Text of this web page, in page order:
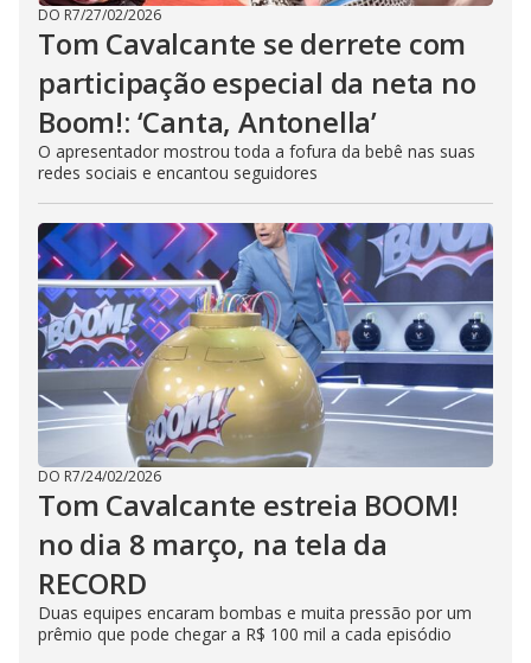
DO R7/27/02/2026
Tom Cavalcante se derrete com
participação especial da neta no
Boom!: ‘Canta, Antonella’
O apresentador mostrou toda a fofura da bebê nas suas
redes sociais e encantou seguidores
DO R7/24/02/2026
Tom Cavalcante estreia BOOM!
no dia 8 março, na tela da
RECORD
Duas equipes encaram bombas e muita pressão por um
prêmio que pode chegar a R$ 100 mil a cada episódio